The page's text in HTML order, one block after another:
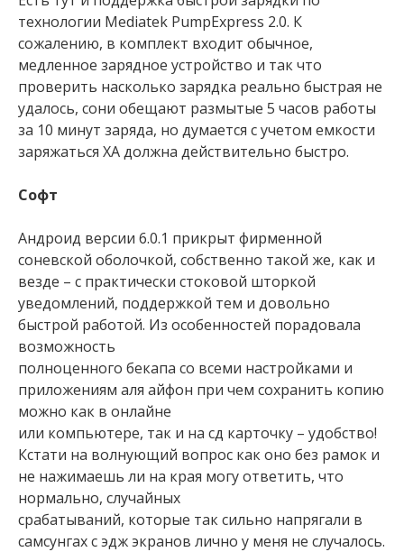
технологии Mediatek PumpExpress 2.0. К
сожалению, в комплект входит обычное,
медленное зарядное устройство и так что
проверить насколько зарядка реально быстрая не
удалось, сони обещают размытые 5 часов работы
за 10 минут заряда, но думается с учетом емкости
заряжаться ХА должна действительно быстро.
Софт
Андроид версии 6.0.1 прикрыт фирменной
соневской оболочкой, собственно такой же, как и
везде – с практически стоковой шторкой
уведомлений, поддержкой тем и довольно
быстрой работой. Из особенностей порадовала
возможность
полноценного бекапа со всеми настройками и
приложениям аля айфон при чем сохранить копию
можно как в онлайне
или компьютере, так и на сд карточку – удобство!
Кстати на волнующий вопрос как оно без рамок и
не нажимаешь ли на края могу ответить, что
нормально, случайных
срабатываний, которые так сильно напрягали в
самсунгах с эдж экранов лично у меня не случалось.